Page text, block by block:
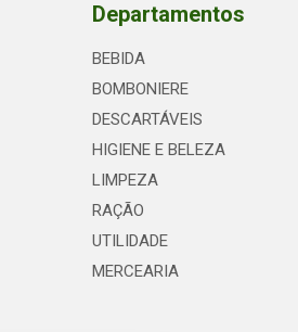
Departamentos
BEBIDA
BOMBONIERE
DESCARTÁVEIS
HIGIENE E BELEZA
LIMPEZA
RAÇÃO
UTILIDADE
MERCEARIA